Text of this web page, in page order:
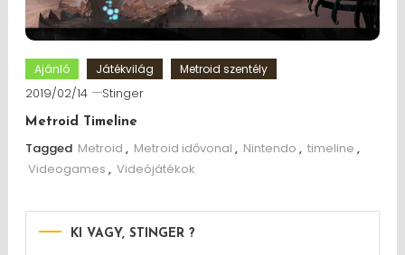
Ajánló Játékvilág Metroid szentély
2019/02/14 Stinger
Metroid Timeline
Tagged Metroid , Metroid idővonal , Nintendo , timeline ,
Videogames , Videójátékok
KI VAGY, STINGER ?